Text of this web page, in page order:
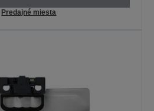
Predajné miesta